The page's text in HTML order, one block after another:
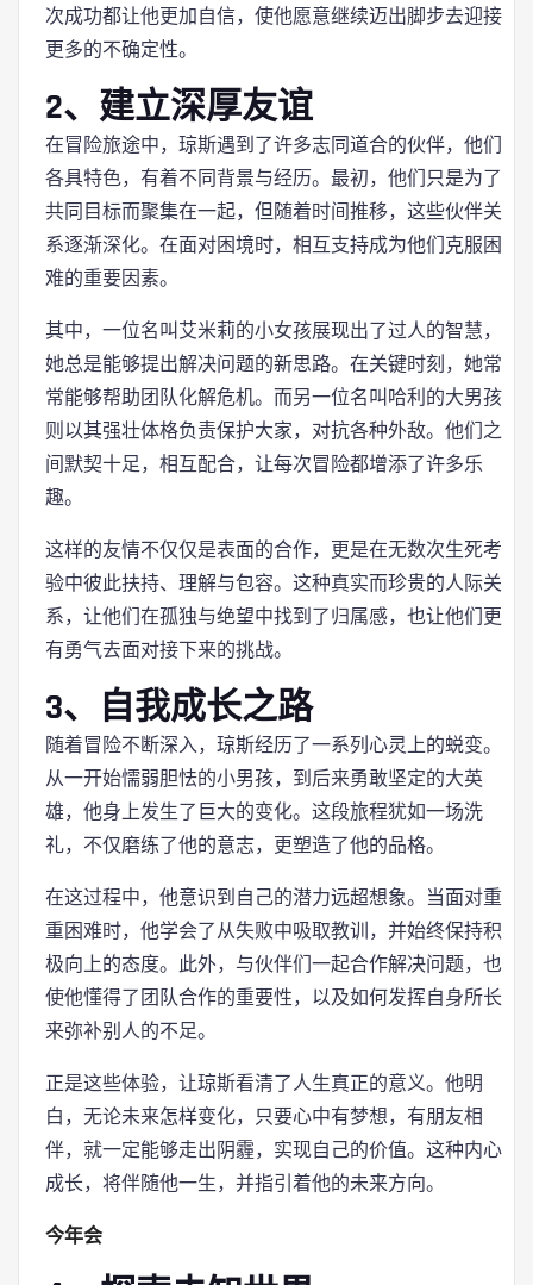
次成功都让他更加自信，使他愿意继续迈出脚步去迎接
更多的不确定性。
2、建立深厚友谊
在冒险旅途中，琼斯遇到了许多志同道合的伙伴，他们
各具特色，有着不同背景与经历。最初，他们只是为了
共同目标而聚集在一起，但随着时间推移，这些伙伴关
系逐渐深化。在面对困境时，相互支持成为他们克服困
难的重要因素。
其中，一位名叫艾米莉的小女孩展现出了过人的智慧，
她总是能够提出解决问题的新思路。在关键时刻，她常
常能够帮助团队化解危机。而另一位名叫哈利的大男孩
则以其强壮体格负责保护大家，对抗各种外敌。他们之
间默契十足，相互配合，让每次冒险都增添了许多乐
趣。
这样的友情不仅仅是表面的合作，更是在无数次生死考
验中彼此扶持、理解与包容。这种真实而珍贵的人际关
系，让他们在孤独与绝望中找到了归属感，也让他们更
有勇气去面对接下来的挑战。
3、自我成长之路
随着冒险不断深入，琼斯经历了一系列心灵上的蜕变。
从一开始懦弱胆怯的小男孩，到后来勇敢坚定的大英
雄，他身上发生了巨大的变化。这段旅程犹如一场洗
礼，不仅磨练了他的意志，更塑造了他的品格。
在这过程中，他意识到自己的潜力远超想象。当面对重
重困难时，他学会了从失败中吸取教训，并始终保持积
极向上的态度。此外，与伙伴们一起合作解决问题，也
使他懂得了团队合作的重要性，以及如何发挥自身所长
来弥补别人的不足。
正是这些体验，让琼斯看清了人生真正的意义。他明
白，无论未来怎样变化，只要心中有梦想，有朋友相
伴，就一定能够走出阴霾，实现自己的价值。这种内心
成长，将伴随他一生，并指引着他的未来方向。
今年会